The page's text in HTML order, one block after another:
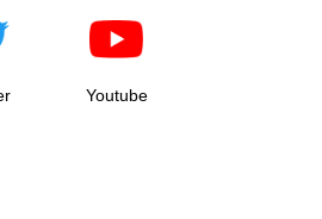
Youtube